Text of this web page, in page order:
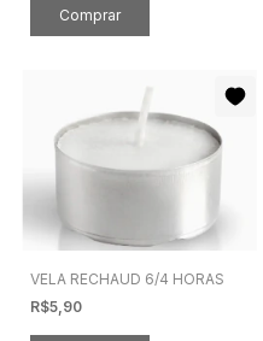
VELA RECHAUD 6/4 HORAS
R$5,90